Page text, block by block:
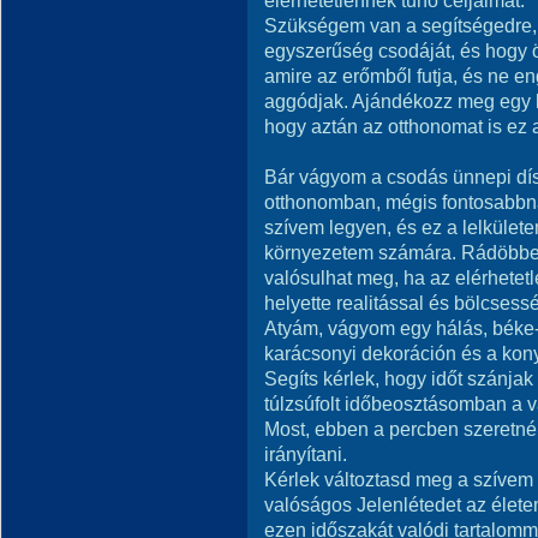
Szükségem van a
egyszerűség csodáját, és hogy
amire az erőmből futja, és ne
aggódjak. Ajándékozz meg
hogy aztán az otthonomat is ez
Bár vágyom a csodás ünnepi
otthonomban, mégis
szívem legyen, és ez a
környezetem számára.
valósulhat meg, ha az
helyette realitással és
Atyám, vágyom egy hálás,
karácsonyi dekoráción és a
Segíts kérlek, hogy időt
túlzsúfolt időbeosztásomban a
Most, ebben a percben
irányítani.
Kérlek változtasd meg a
valóságos Jelenlétedet az
ezen időszakát valódi